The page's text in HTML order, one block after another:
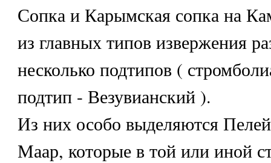
Сопка и Карымская сопка на
из главных типов извержения
несколько подтипов (
подтип - Везувианский ).
Из них особо выделяются
Маар, которые в той или иной